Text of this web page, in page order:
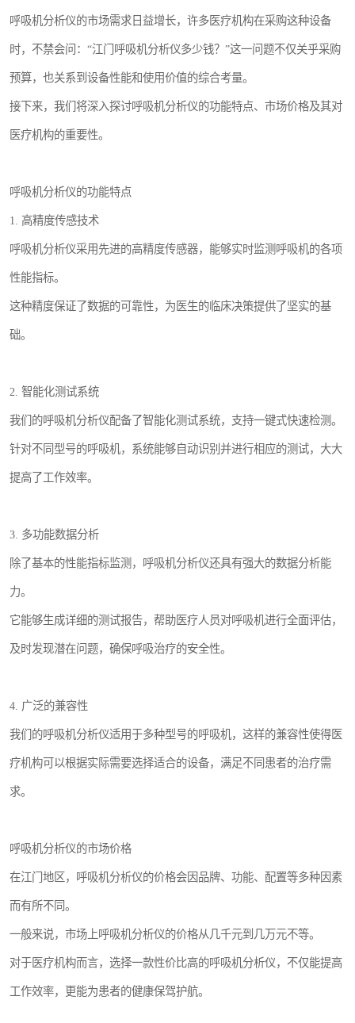
呼吸机分析仪的市场需求日益增长，许多医疗机构在采购这种设备
时，不禁会问：“江门呼吸机分析仪多少钱？”这一问题不仅关乎采购
预算，也关系到设备性能和使用价值的综合考量。
接下来，我们将深入探讨呼吸机分析仪的功能特点、市场价格及其对
医疗机构的重要性。
呼吸机分析仪的功能特点
1. 高精度传感技术
呼吸机分析仪采用先进的高精度传感器，能够实时监测呼吸机的各项
性能指标。
这种精度保证了数据的可靠性，为医生的临床决策提供了坚实的基
础。
2. 智能化测试系统
我们的呼吸机分析仪配备了智能化测试系统，支持一键式快速检测。
针对不同型号的呼吸机，系统能够自动识别并进行相应的测试，大大
提高了工作效率。
3. 多功能数据分析
除了基本的性能指标监测，呼吸机分析仪还具有强大的数据分析能
力。
它能够生成详细的测试报告，帮助医疗人员对呼吸机进行全面评估，
及时发现潜在问题，确保呼吸治疗的安全性。
4. 广泛的兼容性
我们的呼吸机分析仪适用于多种型号的呼吸机，这样的兼容性使得医
疗机构可以根据实际需要选择适合的设备，满足不同患者的治疗需
求。
呼吸机分析仪的市场价格
在江门地区，呼吸机分析仪的价格会因品牌、功能、配置等多种因素
而有所不同。
一般来说，市场上呼吸机分析仪的价格从几千元到几万元不等。
对于医疗机构而言，选择一款性价比高的呼吸机分析仪，不仅能提高
工作效率，更能为患者的健康保驾护航。